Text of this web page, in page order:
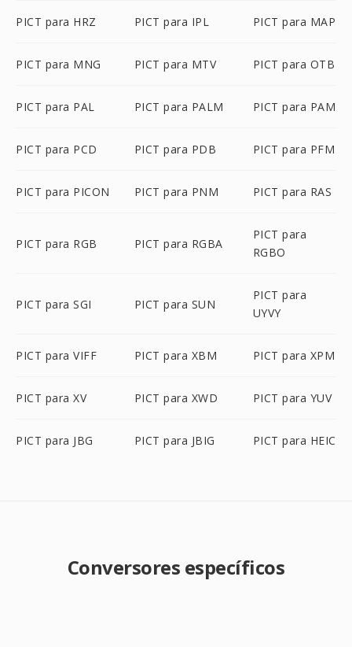
PICT para HRZ PICT para IPL PICT para MAP
PICT para MNG PICT para MTV PICT para OTB
PICT para PAL PICT para PALM PICT para PAM
PICT para PCD PICT para PDB PICT para PFM
PICT para PICON PICT para PNM PICT para RAS
PICT para RGB PICT para RGBA
PICT para
RGBO
PICT para SGI PICT para SUN
PICT para
UYVY
PICT para VIFF PICT para XBM PICT para XPM
PICT para XV PICT para XWD PICT para YUV
PICT para JBG PICT para JBIG PICT para HEIC
Conversores específicos